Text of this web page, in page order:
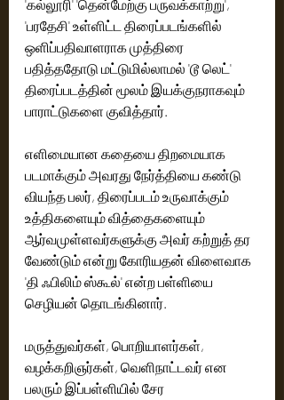
'கல்லூரி' 'தென்மேற்கு பருவக்காற்று',
'பரதேசி' உள்ளிட்ட திரைப்படங்களில்
ஒளிப்பதிவாளராக முத்திரை
பதித்ததோடு மட்டுமில்லாமல் 'டூ லெட்'
திரைப்படத்தின் மூலம் இயக்குநராகவும்
பாராட்டுகளை குவித்தார்.
எளிமையான கதையை திறமையாக
படமாக்கும் அவரது நேர்த்தியை கண்டு
வியந்த பலர், திரைப்படம் உருவாக்கும்
உத்திகளையும் வித்தைகளையும்
ஆர்வமுள்ளவர்களுக்கு அவர் கற்றுத் தர
வேண்டும் என்று கோரியதன் விளைவாக
'தி ஃபிலிம் ஸ்கூல்' என்ற பள்ளியை
செழியன் தொடங்கினார்.
மருத்துவர்கள், பொறியாளர்கள்,
வழக்கறிஞர்கள், வெளிநாட்டவர் என
பலரும் இப்பள்ளியில் சேர